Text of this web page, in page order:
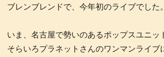
ブレンブレンドで、今年初のライブでした。
いま、名古屋で勢いのあるポップスユニッ
そらいろプラネットさんのワンマンライブ